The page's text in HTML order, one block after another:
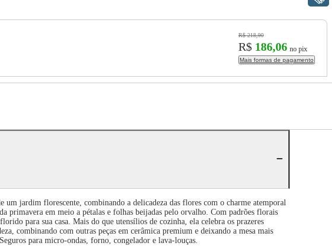
R$ 218,90
R$ 186,06 no pix
Mais formas de pagamento
jardim florescente, combinando a delicadeza das flores com o charme atemporal
primavera em meio a pétalas e folhas beijadas pelo orvalho. Com padrões florais
para sua casa. Mais do que utensílios de cozinha, ela celebra os prazeres
combinando com outras peças em cerâmica premium e deixando a mesa mais
para micro-ondas, forno, congelador e lava-louças.